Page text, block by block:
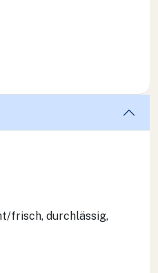
frisch, durchlässig,